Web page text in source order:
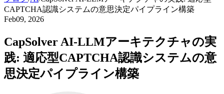
CAPTCHA認識システムの意思決定パイプライン構築
Feb09, 2026
CapSolver AI-LLMアーキテクチャの実
践: 適応型CAPTCHA認識システムの意
思決定パイプライン構築